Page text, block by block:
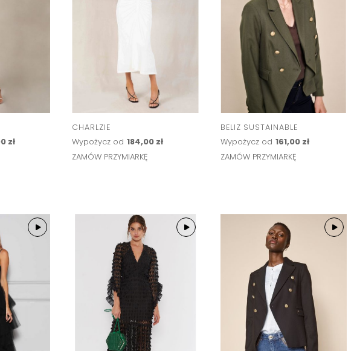
zł
CHARLZIE
Wypożycz od 184,00 zł
ZAMÓW PRZYMIARKĘ
BELIZ SUSTAINABLE
Wypożycz od 161,00 zł
ZAMÓW PRZYMIARKĘ